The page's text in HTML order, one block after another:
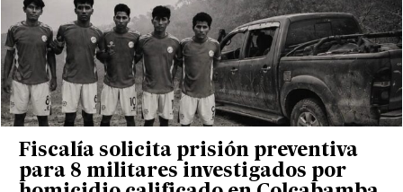
Fiscalía solicita prisión preventiva
para 8 militares investigados por